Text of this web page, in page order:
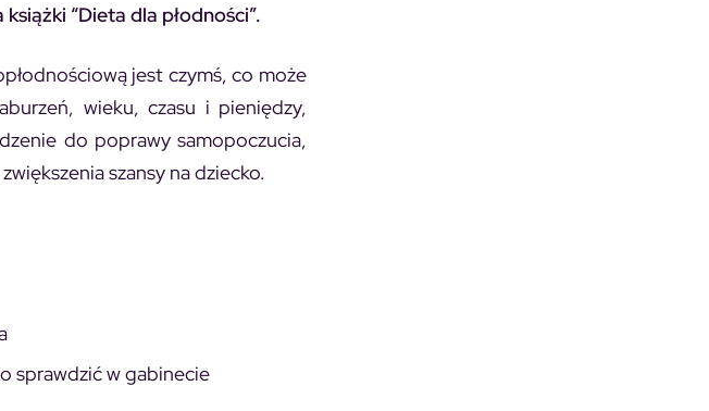
“Dieta dla płodności”.
jest czymś, co może
wieku, czasu i pieniędzy,
do poprawy samopoczucia,
szansy na dziecko.
sprawdzić w gabinecie